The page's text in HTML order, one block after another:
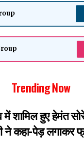
Trending Now
में शामिल हुए हेमंत
ने कहा-पेड़ लगाकर